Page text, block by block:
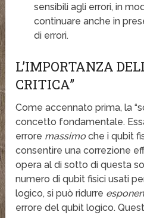
sensibili agli errori, in
continuare anche in
di errori.
L’IMPORTANZA
CRITICA”
Come accennato prima, la
concetto fondamentale.
errore massimoche i qubit
consentire una correzione
opera al di sotto di questa
numero di qubit fisici usati
logico, si può ridurre
errore del qubit logico.